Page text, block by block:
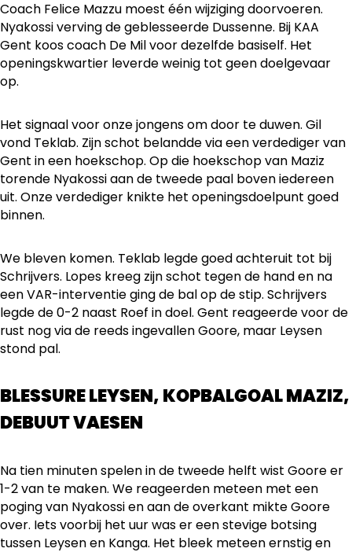
Coach Felice Mazzu moest één wijziging doorvoeren.
Nyakossi verving de geblesseerde Dussenne. Bij KAA
Gent koos coach De Mil voor dezelfde basiself. Het
openingskwartier leverde weinig tot geen doelgevaar
op.
Het signaal voor onze jongens om door te duwen. Gil
vond Teklab. Zijn schot belandde via een verdediger van
Gent in een hoekschop. Op die hoekschop van Maziz
torende Nyakossi aan de tweede paal boven iedereen
uit. Onze verdediger knikte het openingsdoelpunt goed
binnen.
We bleven komen. Teklab legde goed achteruit tot bij
Schrijvers. Lopes kreeg zijn schot tegen de hand en na
een VAR-interventie ging de bal op de stip. Schrijvers
legde de 0-2 naast Roef in doel. Gent reageerde voor de
rust nog via de reeds ingevallen Goore, maar Leysen
stond pal.
BLESSURE LEYSEN, KOPBALGOAL MAZIZ,
DEBUUT VAESEN
Na tien minuten spelen in de tweede helft wist Goore er
1-2 van te maken. We reageerden meteen met een
poging van Nyakossi en aan de overkant mikte Goore
over. Iets voorbij het uur was er een stevige botsing
tussen Leysen en Kanga. Het bleek meteen ernstig en